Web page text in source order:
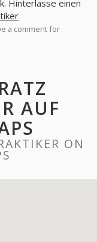
Hinterlasse einen
a comment for
AUF
ON